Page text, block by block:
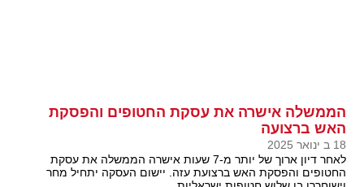
הממשלה אישרה את עסקת החטופים והפסקת
האש ברצועה
18 ב ינואר 2025
לאחר דיון ארוך של יותר מ-7 שעות אישרה הממשלה את עסקת
החטופים והפסקת האש ברצועת עזה. יישום העסקה יתחיל מחר